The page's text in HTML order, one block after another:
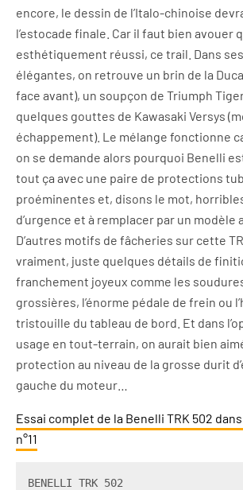
encore, le dessin de l’Italo-chinoise
l’estocade finale. Car il faut bien avouer
esthétiquement réussi, ce trail. Dans
élégantes, on retrouve un brin de la
face avant), un soupçon de Triumph
quelques gouttes de Kawasaki Versys
échappement). Le mélange fonctionne
on se demande alors pourquoi Benelli
tout ça avec une paire de protections
proéminentes et, disons le mot,
d’urgence et à remplacer par un modèle
D’autres motifs de fâcheries sur cette
vraiment, juste quelques détails de
franchement joyeux comme les
grossières, l’énorme pédale de frein ou
tristouille du tableau de bord. Et dans
usage en tout-terrain, on aurait bien
protection au niveau de la grosse durit
gauche du moteur…
Essai complet de la Benelli TRK 502
n°11
BENELLI TRK 502